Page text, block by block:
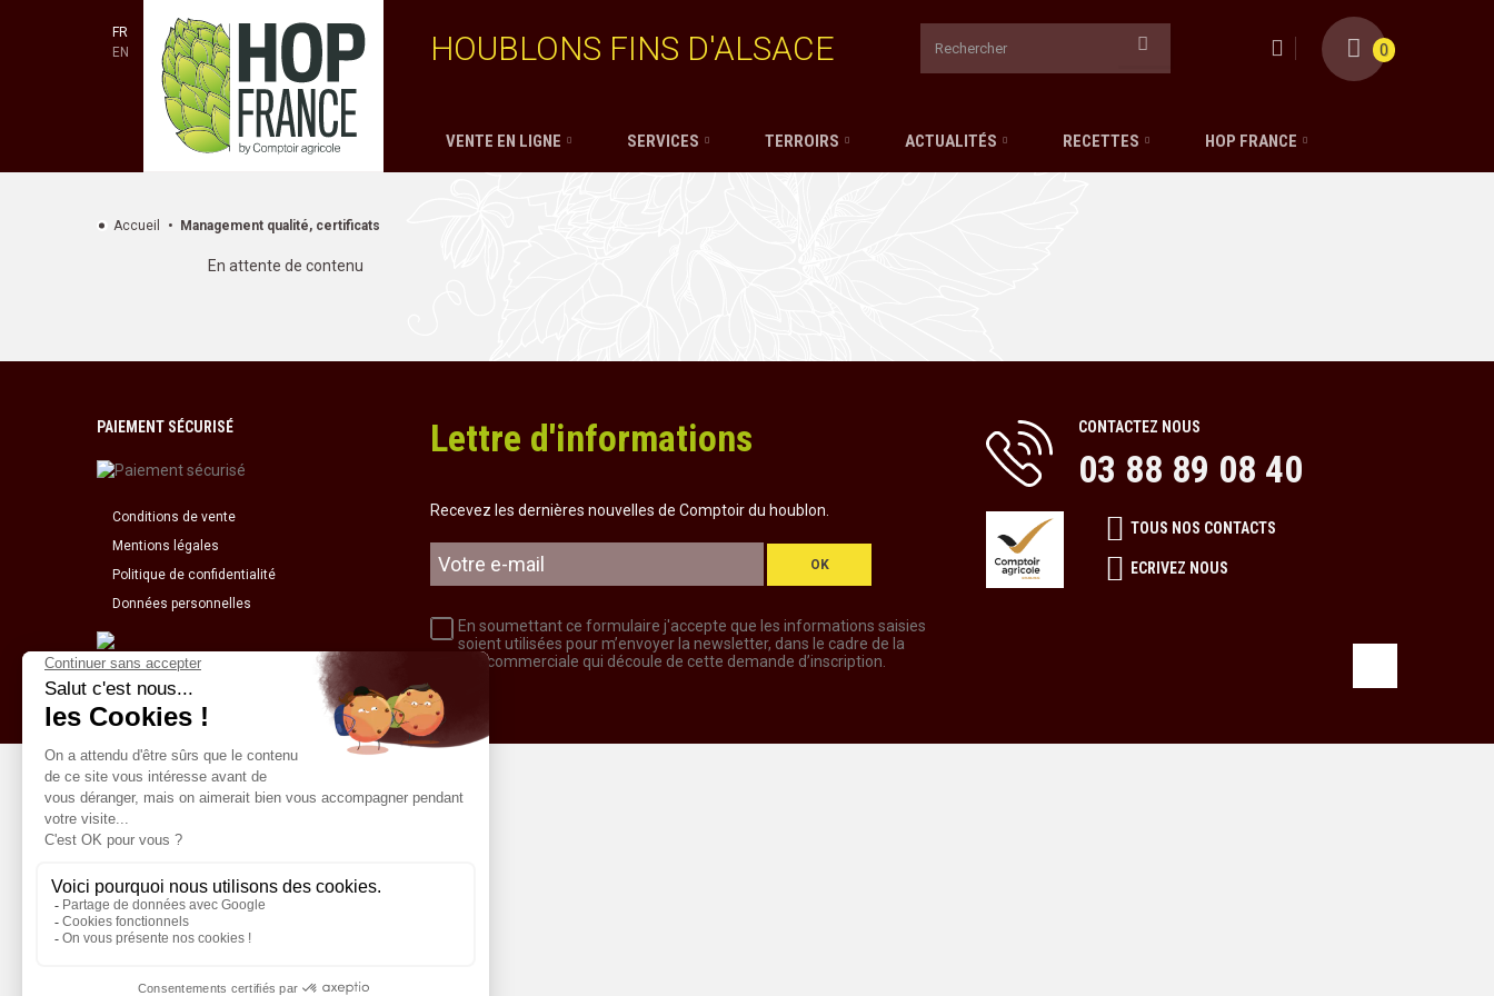
FR
EN
HOUBLONS FINS D'ALSACE 0
VENTE EN LIGNE SERVICES TERROIRS ACTUALITÉS RECETTES HOP FRANCE
Accueil Management qualité, certificats
En attente de contenu
PAIEMENT SÉCURISÉ
Conditions de vente
Mentions légales
Politique de confidentialité
Données personnelles
Lettre d'informations
Recevez les dernières nouvelles de Comptoir du houblon.
OK
En soumettant ce formulaire j'accepte que les informations saisies
soient utilisées pour m’envoyer la newsletter, dans le cadre de la
relation commerciale qui découle de cette demande d’inscription.
CONTACTEZ NOUS
03 88 89 08 40
TOUS NOS CONTACTS
ECRIVEZ NOUS